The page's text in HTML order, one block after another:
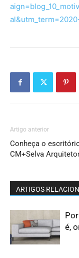
Artigo anterior
Conheça o
CM+Selva
ARTIGOS
é,